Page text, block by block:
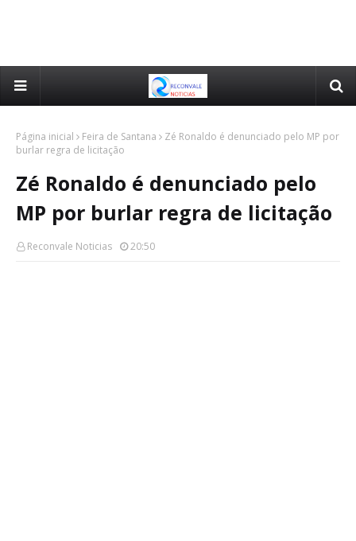
Página inicial Feira de Santana
Zé Ronaldo é denunciado pelo MP por
burlar regra de licitação
Zé Ronaldo é denunciado pelo
MP por burlar regra de licitação
Reconvale Noticias 20:50